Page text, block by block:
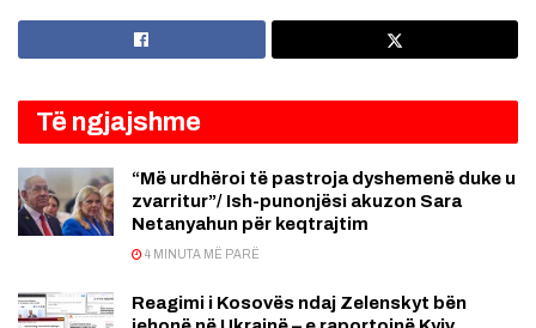
Të ngjajshme
“Më urdhëroi të pastroja dyshemenë duke u
zvarritur”/ Ish-punonjësi akuzon Sara
Netanyahun për keqtrajtim
4 MINUTA MË PARË
Reagimi i Kosovës ndaj Zelenskyt bën